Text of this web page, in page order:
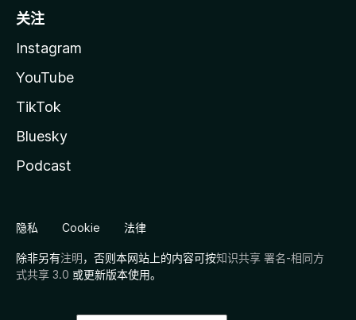
关注
Instagram
YouTube
TikTok
Bluesky
Podcast
隐私 Cookie 法律
除非另有注明，否则本网站上的内容可按知识共享 署名-相同方
式共享 3.0 或更新版本使用。